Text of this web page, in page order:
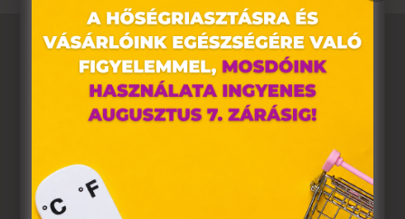
Weboldalunkon „cookie"-kat (továbbiakban „süti")
alkalmazunk. Ezek olyan fájlok, melyek információt
tárolnak webes böngészőjében. Ehhez az Ön
hozzájárulása szükséges.
A „sütiket" az elektronikus hírközlésről szóló 2003. évi C.
törvény, az elektronikus kereskedelmi szolgáltatások, az
információs társadalommal összefüggő szolgáltatások
egyes kérdéseiről szóló 2001. évi CVIII. törvény, valamint
az Európai Unió előírásainak megfelelően használjuk.